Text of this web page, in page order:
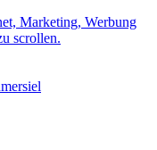
Marketing, Werbung
scrollen.